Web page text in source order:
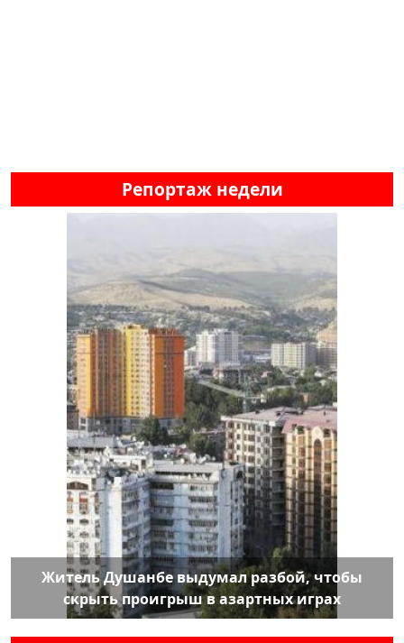
Репортаж недели
Житель Душанбе выдумал разбой, чтобы
скрыть проигрыш в азартных играх